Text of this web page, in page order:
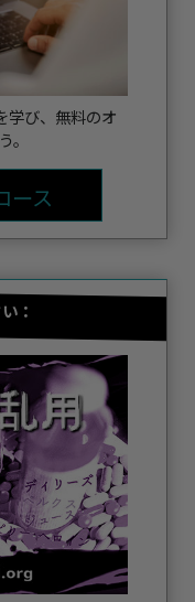
学び、無料のオ
。
ース
：